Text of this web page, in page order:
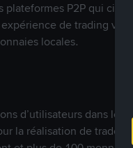
plateformes P2P qui
de trading
locales.
d’utilisateurs dans le
la réalisation de trades